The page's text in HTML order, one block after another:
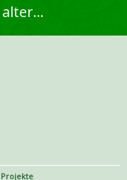
Nähkromanten - Die alternative Näh- und DIY-Community